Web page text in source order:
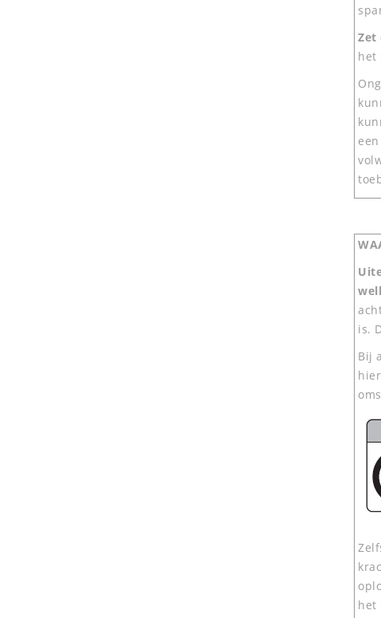
Zet
het
is.
Bij
het